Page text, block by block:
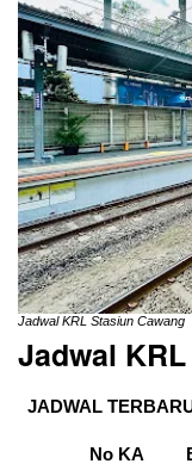
Jadwal KRL Stasiun Cawang
Jadwal
JADWAL
No KA